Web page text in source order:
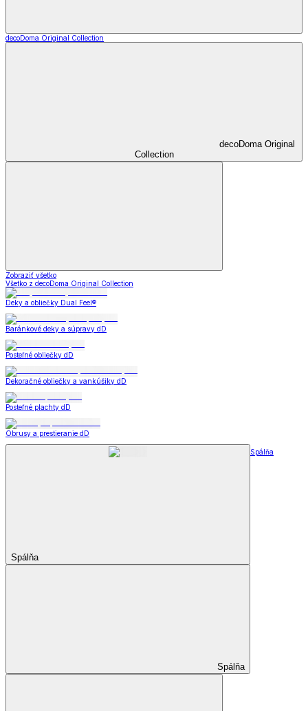
decoDoma Original Collection
decoDoma Original
Collection
Zobraziť všetko
Všetko z decoDoma Original Collection
Deky a obliečky Dual Feel®
Baránkové deky a súpravy dD
Posteľné obliečky dD
Dekoračné obliečky a vankúšiky dD
Posteľné plachty dD
Obrusy a prestieranie dD
Spálňa
Spálňa
Spálňa